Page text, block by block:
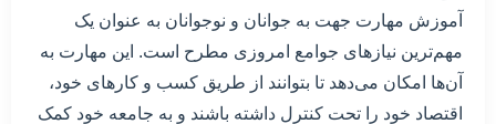
آموزش مهارت جهت به جوانان و نوجوانان به عنوان یک
مهم‌ترین نیازهای جوامع امروزی مطرح است. این مهارت به
آن‌ها امکان می‌دهد تا بتوانند از طریق کسب و کار‌های خود،
اقتصاد خود را تحت کنترل داشته باشند و به جامعه خود کمک